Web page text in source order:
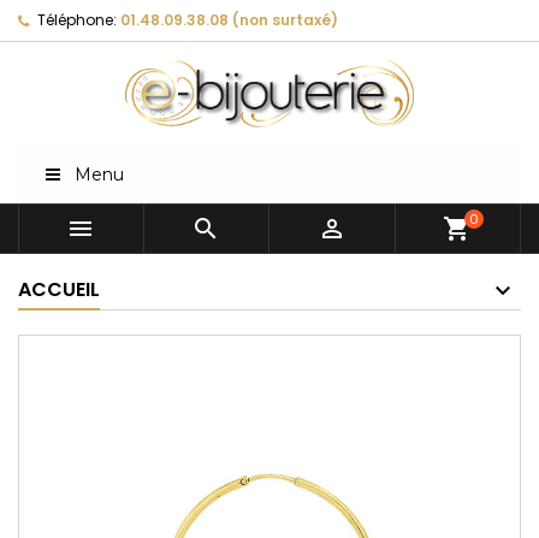
Téléphone: 01.48.09.38.08 (non surtaxé)
Menu
   shopping_cart0
ACCUEIL